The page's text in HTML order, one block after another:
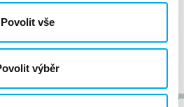
Povolit vše
výběr